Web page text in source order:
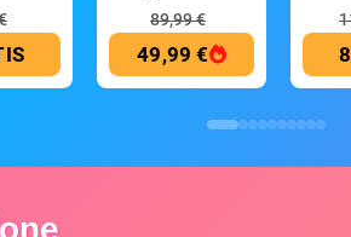
89,99 €
49,99 €